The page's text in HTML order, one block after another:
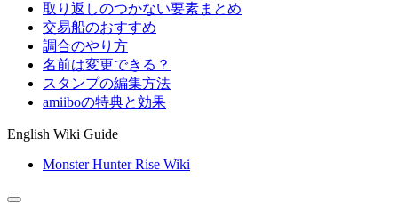
取り返しのつかない要素まとめ
交易船のおすすめ
調合のやり方
名前は変更できる？
スタンプの編集方法
amiiboの特典と効果
English Wiki Guide
Monster Hunter Rise Wiki